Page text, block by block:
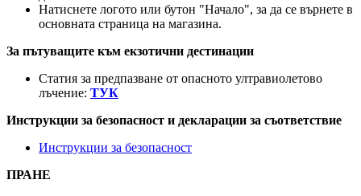
Натиснете логото или бутон "Начало", за да се върнете в
основната страница на магазина.
За пътуващите към екзотични дестинации
Статия за предпазване от опасното ултравиолетово
лъчение: ТУК
Инструкции за безопасност и декларации за съответствие
Инструкции за безопасност
ПРАНЕ